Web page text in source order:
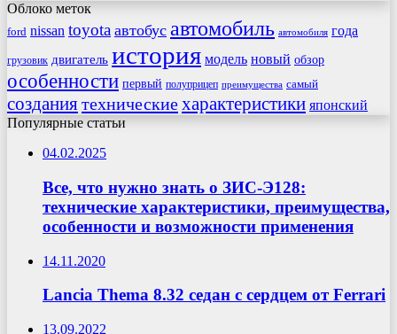
Облоко меток
ford nissan toyota автобус автомобиль автомобиля года
грузовик двигатель история модель новый обзор
особенности первый полуприцеп преимущества самый
созданиятехническиехарактеристики японский
Популярные статьи
04.02.2025
Все, что нужно знать о ЗИС-Э128:
технические характеристики, преимущества,
особенности и возможности применения
14.11.2020
Lancia Thema 8.32 седан с сердцем от Ferrari
13.09.2022